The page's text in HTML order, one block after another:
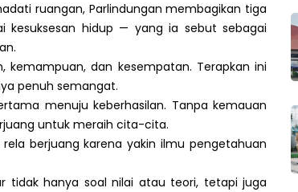
ruangan, Parlindungan membagikan tiga
kesuksesan hidup — yang ia sebut sebagai
kemampuan, dan kesempatan. Terapkan ini
penuh semangat.
menuju keberhasilan. Tanpa kemauan
untuk meraih cita-cita.
berjuang karena yakin ilmu pengetahuan
tidak hanya soal nilai atau teori, tetapi juga